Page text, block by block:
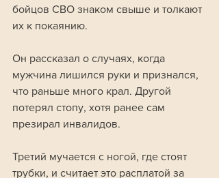
бойцов СВО знаком свыше и толкают
их к покаянию.
Он рассказал о случаях, когда
мужчина лишился руки и признался,
что раньше много крал. Другой
потерял стопу, хотя ранее сам
презирал инвалидов.
Третий мучается с ногой, где стоят
трубки, и считает это расплатой за